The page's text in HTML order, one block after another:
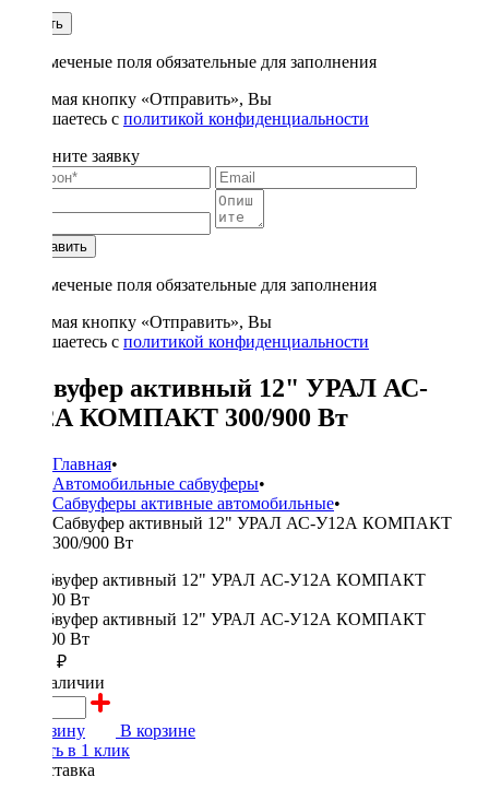
Купить
* - отмеченые поля обязательные для заполнения
Нажимая кнопку «Отправить», Вы
соглашаетесь с политикой конфиденциальности
Заполните заявку
Отправить
* - отмеченые поля обязательные для заполнения
Нажимая кнопку «Отправить», Вы
соглашаетесь с политикой конфиденциальности
Сабвуфер активный 12" УРАЛ АС-
У12А КОМПАКТ 300/900 Вт
Главная•
Автомобильные сабвуферы•
Сабвуферы активные автомобильные•
Сабвуфер активный 12" УРАЛ АС-У12А КОМПАКТ
300/900 Вт
14590 ₽
в наличии
В корзину
В корзине
Купить в 1 клик